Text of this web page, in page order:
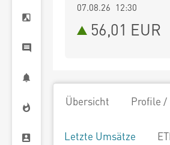
07.08.26 12:30
56,01 EUR
Übersicht Profile /
Letzte Umsätze